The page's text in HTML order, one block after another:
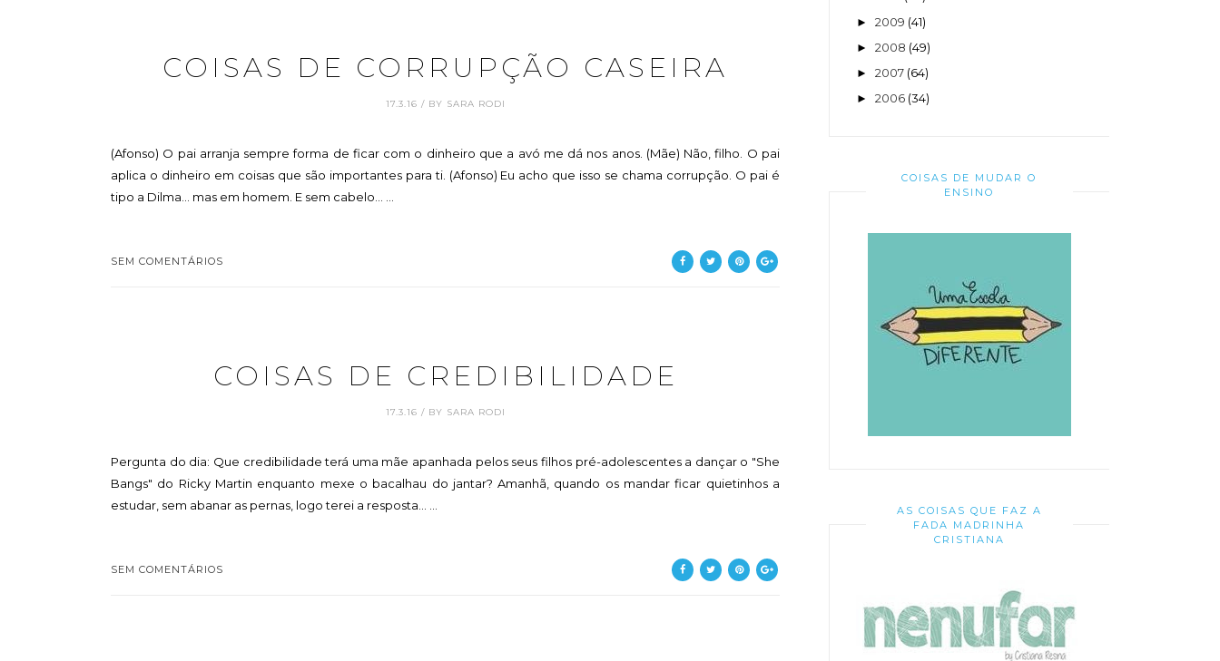
COISAS DE CORRUPÇÃO CASEIRA
17.3.16 / BY SARA RODI
(Afonso) O pai arranja sempre forma de ficar com o dinheiro que a avó me dá nos anos. (Mãe) Não, filho. O pai
aplica o dinheiro em coisas que são importantes para ti. (Afonso) Eu acho que isso se chama corrupção. O pai é
tipo a Dilma... mas em homem. E sem cabelo... ...
SEM COMENTÁRIOS
COISAS DE CREDIBILIDADE
17.3.16 / BY SARA RODI
Pergunta do dia: Que credibilidade terá uma mãe apanhada pelos seus filhos pré-adolescentes a dançar o "She
Bangs" do Ricky Martin enquanto mexe o bacalhau do jantar? Amanhã, quando os mandar ficar quietinhos a
estudar, sem abanar as pernas, logo terei a resposta... ...
SEM COMENTÁRIOS
► 2009 (41)
► 2008 (49)
► 2007 (64)
► 2006 (34)
COISAS DE MUDAR O
ENSINO
AS COISAS QUE FAZ A
FADA MADRINHA
CRISTIANA